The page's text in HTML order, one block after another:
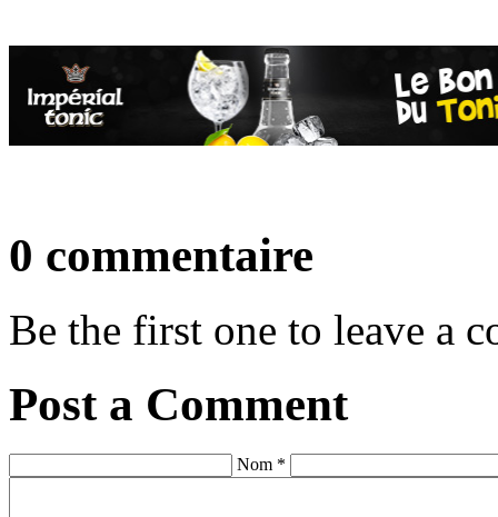
0 commentaire
Be the first one to leave a
Post a Comment
Nom *